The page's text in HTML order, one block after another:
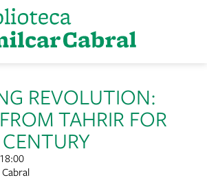
REVOLUTION:
TAHRIR FOR